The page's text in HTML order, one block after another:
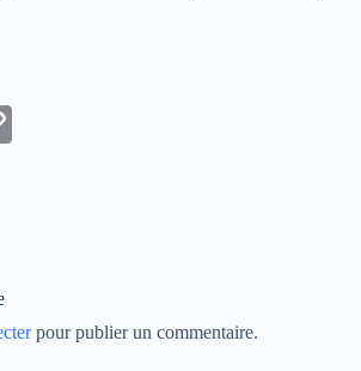
pour publier un commentaire.